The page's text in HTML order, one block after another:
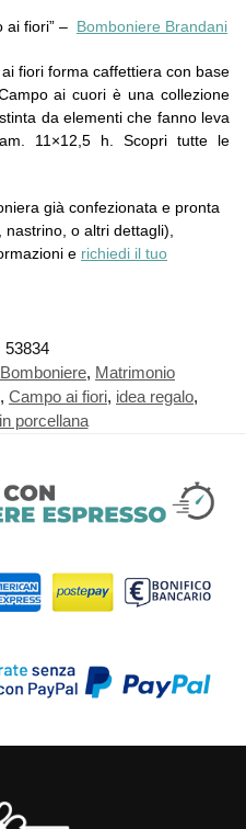
ai fiori” – Bomboniere Brandani
fiori forma caffettiera con base
ai cuori è una collezione
da elementi che fanno leva
11×12,5 h. Scopri tutte le
già confezionata e pronta
o altri dettagli),
e richiedi il tuo
53834
Bomboniere, Matrimonio
, Campo ai fiori, idea regalo,
porcellana